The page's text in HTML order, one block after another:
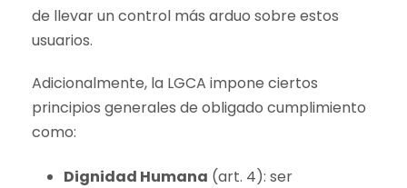
de llevar un control más arduo sobre estos
usuarios.
Adicionalmente, la LGCA impone ciertos
principios generales de obligado cumplimiento
como:
Dignidad Humana (art. 4): ser